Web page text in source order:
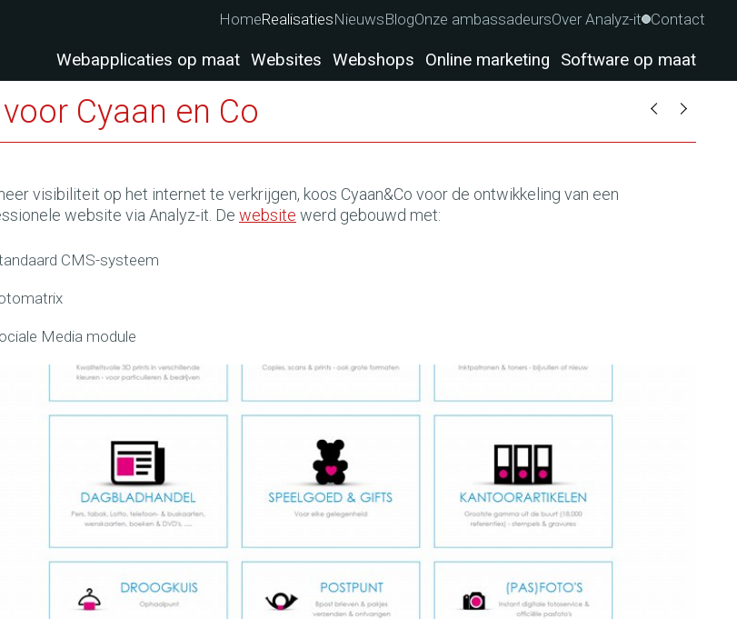
HomeRealisatiesNieuwsBlogOnze ambassadeursOver Analyz-it Contact
Webapplicaties op maat Websites Webshops Online marketing Software op maat
Cyaan en Co
visibiliteit op het internet te verkrijgen, koos Cyaan&Co voor de ontwikkeling van een
website via Analyz-it. De website werd gebouwd met:
CMS-systeem
Media module